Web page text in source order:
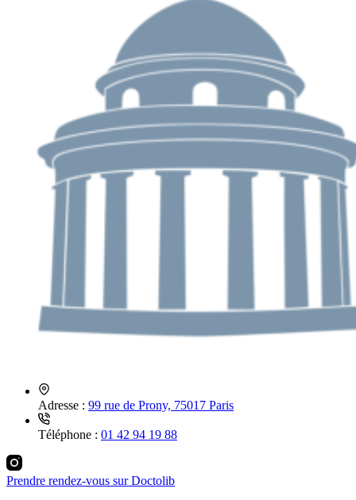
Adresse : 99 rue de Prony, 75017 Paris
Téléphone : 01 42 94 19 88
Prendre rendez-vous sur Doctolib